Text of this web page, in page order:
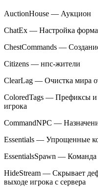
AuctionHouse — Аукцион
ChatEx — Настройка
ChestCommands —
Citizens — нпс-жители
ClearLag — Очистка мира
ColoredTags — Префиксы и
игрока
CommandNPC —
Essentials — Упрощенные
EssentialsSpawn — Команда
HideStream — Скрывает
выходе игрока с сервера